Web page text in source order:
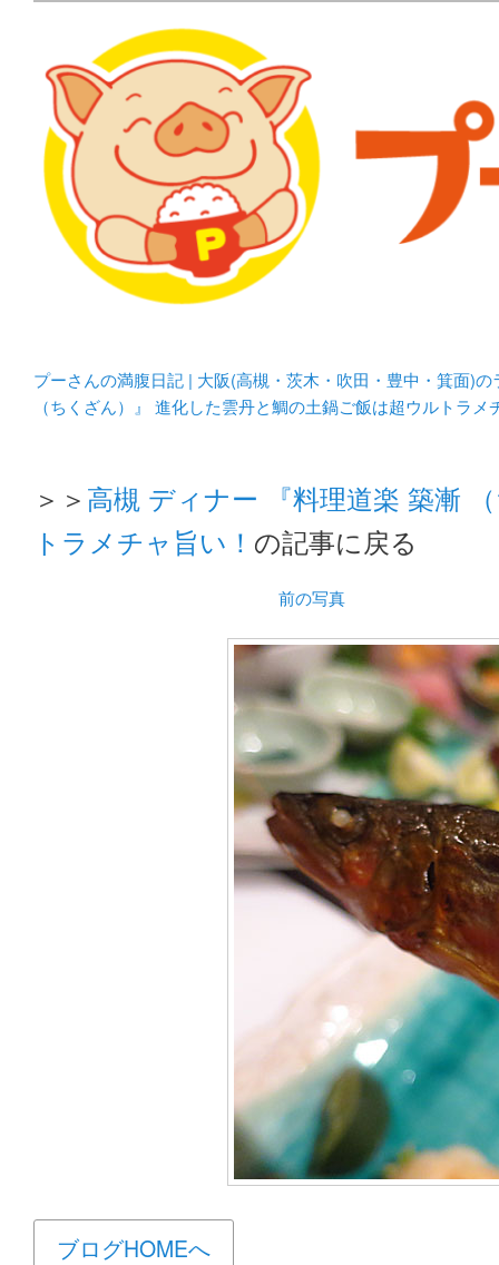
プーさんの満腹日記 |
豊中・箕面)のランチ＆
化してます。
プーさんの満腹日記 | 大阪(高槻・茨木・吹田・豊中・箕面)
（ちくざん）』 進化した雲丹と鯛の土鍋ご飯は超ウルトラメ
＞＞ 高槻 ディナー 『料理道楽 築漸
トラメチャ旨い！ の記事に戻る
前の写真
ブログHOMEへ